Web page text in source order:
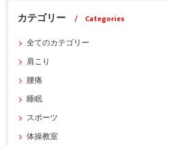
カテゴリー
Categories
全てのカテゴリー
肩こり
腰痛
睡眠
スポーツ
体操教室